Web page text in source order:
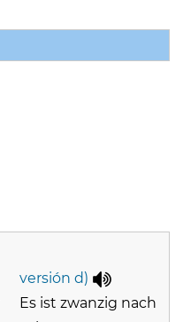
versión d)
Es ist zwanzig nach